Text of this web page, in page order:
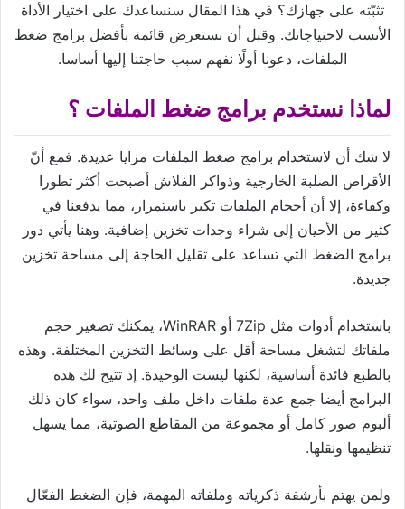
تثبّته على جهازك؟ في هذا المقال سنساعدك على اختيار الأداة
الأنسب لاحتياجاتك. وقبل أن نستعرض قائمة بأفضل برامج ضغط
الملفات، دعونا أولًا نفهم سبب حاجتنا إليها أساسا.
لماذا نستخدم برامج ضغط الملفات ؟
لا شك أن لاستخدام برامج ضغط الملفات مزايا عديدة. فمع أنّ
الأقراص الصلبة الخارجية وذواكر الفلاش أصبحت أكثر تطورا
وكفاءة، إلا أن أحجام الملفات تكبر باستمرار، مما يدفعنا في
كثير من الأحيان إلى شراء وحدات تخزين إضافية. وهنا يأتي دور
برامج الضغط التي تساعد على تقليل الحاجة إلى مساحة تخزين
جديدة.
باستخدام أدوات مثل 7Zip أو WinRAR، يمكنك تصغير حجم
ملفاتك لتشغل مساحة أقل على وسائط التخزين المختلفة. وهذه
بالطبع فائدة أساسية، لكنها ليست الوحيدة. إذ تتيح لك هذه
البرامج أيضا جمع عدة ملفات داخل ملف واحد، سواء كان ذلك
ألبوم صور كامل أو مجموعة من المقاطع الصوتية، مما يسهل
تنظيمها ونقلها.
ولمن يهتم بأرشفة ذكرياته وملفاته المهمة، فإن الضغط الفعّال